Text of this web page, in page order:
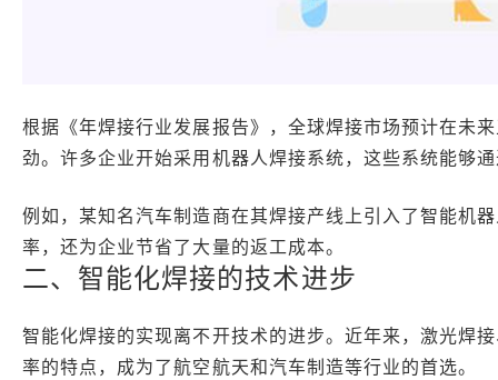
根据《年焊接行业发展报告》，全球焊接市场预计在未
劲。许多企业开始采用机器人焊接系统，这些系统能够
例如，某知名汽车制造商在其焊接产线上引入了智能机
率，还为企业节省了大量的返工成本。
二、智能化焊接的技术进步
智能化焊接的实现离不开技术的进步。近年来，激光焊
率的特点，成为了航空航天和汽车制造等行业的首选。